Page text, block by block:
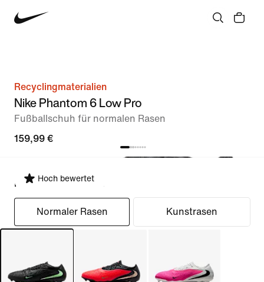
Recyclingmaterialien
Nike Phantom 6 Low Pro
Fußballschuh für normalen Rasen
159,99 €
Hoch bewertet
Passform auswählen
Normaler Rasen Kunstrasen